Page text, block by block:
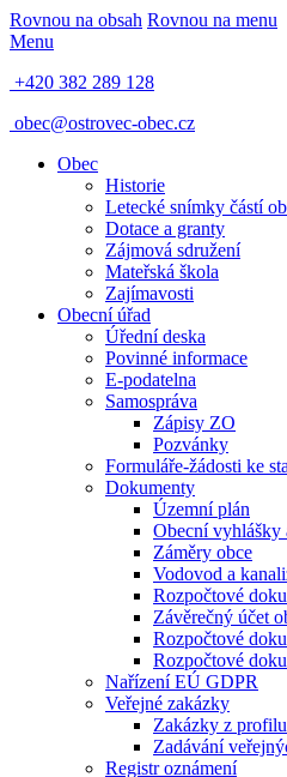
Rovnou na obsah Rovnou na menu
Menu
+420 382 289 128
obec@ostrovec-obec.cz
Obec
Historie
Letecké snímky částí
Dotace a granty
Zájmová sdružení
Mateřská škola
Zajímavosti
Obecní úřad
Úřední deska
Povinné informace
E-podatelna
Samospráva
Zápisy ZO
Pozvánky
Formuláře-žádosti ke
Dokumenty
Územní plán
Obecní vyhlášky
Záměry obce
Vodovod a
Rozpočtové
Závěrečný účet
Rozpočtové
Rozpočtové
Nařízení EÚ GDPR
Veřejné zakázky
Zakázky z
Zadávání
Registr oznámení